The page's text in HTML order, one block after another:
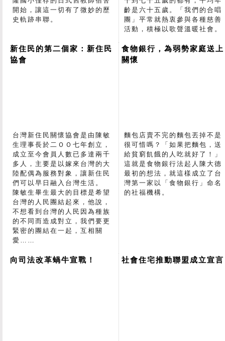
開始，讓這一切有了微妙的歷
史軌跡串聯。
齡是六十五歲。「我們的合唱
團」平常就熱衷參與各種慈善
活動，積極以歌聲溫暖社會。
新住民的第二個家：新住民
協會
台灣新住民關懷協會是由陳敏
生理事長於二ＯＯ七年創立，
成立至今會員人數已多達兩千
多人，主要是以嫁來台灣的大
陸配偶為服務對象，讓新住民
們可以早日融入台灣生活。
陳敏生畢生最大的目標是希望
台灣的人民團結起來，他說，
不想看到台灣的人民因為種族
的不同而造成對立，我們要更
緊密的團結在一起，互相關
愛……
食物銀行，為弱勢家庭送上
關懷
麵包店賣不完的麵包丟掉不是
很可惜嗎？「如果把麵包，送
給貧窮飢餓的人吃就好了！」
這就是食物銀行法起人陳大德
最初的想法，就這樣成立了台
灣第一家以「食物銀行」命名
的社福機構。
向司法改革蝸牛宣戰！ 社會住宅推動聯盟成立宣言